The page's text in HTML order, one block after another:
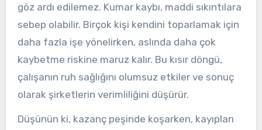
göz ardı edilemez. Kumar kaybı, maddi sıkıntılara
sebep olabilir. Birçok kişi kendini toparlamak için
daha fazla işe yönelirken, aslında daha çok
kaybetme riskine maruz kalır. Bu kısır döngü,
çalışanın ruh sağlığını olumsuz etkiler ve sonuç
olarak şirketlerin verimliliğini düşürür.
Düşünün ki, kazanç peşinde koşarken, kayıpları